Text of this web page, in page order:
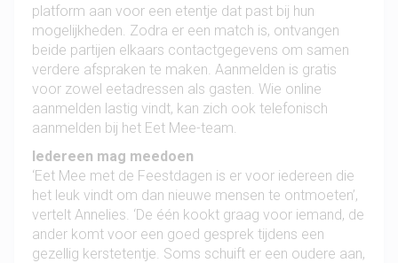
platform aan voor een etentje dat past bij hun
mogelijkheden. Zodra er een match is, ontvangen
beide partijen elkaars contactgegevens om samen
verdere afspraken te maken. Aanmelden is gratis
voor zowel eetadressen als gasten. Wie online
aanmelden lastig vindt, kan zich ook telefonisch
aanmelden bij het Eet Mee-team.
Iedereen mag meedoen
‘Eet Mee met de Feestdagen is er voor iedereen die
het leuk vindt om dan nieuwe mensen te ontmoeten’,
vertelt Annelies. ‘De één kookt graag voor iemand, de
ander komt voor een goed gesprek tijdens een
gezellig kerstetentje. Soms schuift er een oudere aan,